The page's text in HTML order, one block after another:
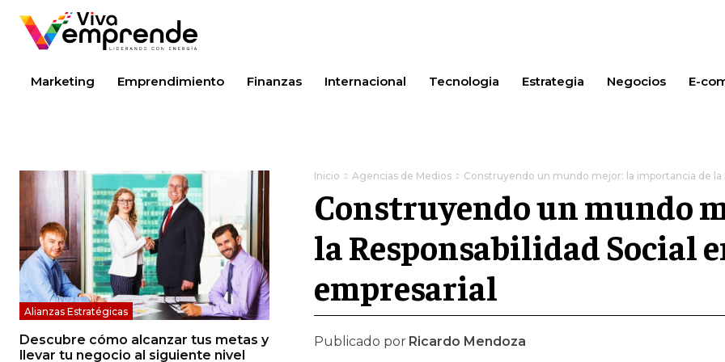
Marketing Emprendimiento Finanzas Internacional Tecnologia Estrategia Negocios E-
Alianzas Estratégicas
Descubre cómo alcanzar tus metas y
llevar tu negocio al siguiente nivel
Inicio Agencias de Medios Construyendo un mundo mejor: la importancia de la
Construyendo un mundo
la Responsabilidad Social
empresarial
Publicado por Ricardo Mendoza